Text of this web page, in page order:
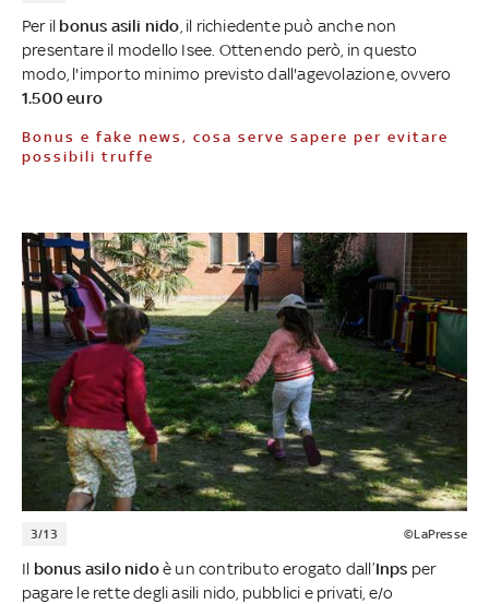
Per il bonus asili nido , il richiedente può anche non
presentare il modello Isee. Ottenendo però, in questo
modo, l'importo minimo previsto dall'agevolazione, ovvero
1.500 euro
Bonus e fake news, cosa serve sapere per evitare
possibili truffe
3/13 ©LaPresse
Il bonus asilo nidoè un contributo erogato dall’Inps per
pagare le rette degli asili nido, pubblici e privati, e/o